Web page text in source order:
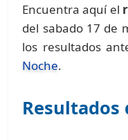
Encuentra aquí el
del sabado 17 de
los resultados
Noche.
Resultados